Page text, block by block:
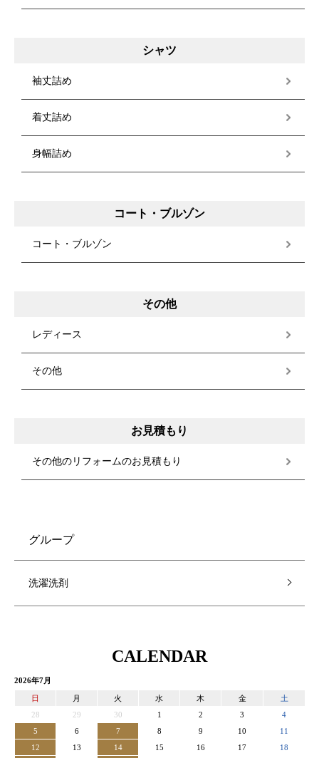
シャツ
袖丈詰め
着丈詰め
身幅詰め
コート・ブルゾン
コート・ブルゾン
その他
レディース
その他
お見積もり
その他のリフォームのお見積もり
グループ
洗濯洗剤
CALENDAR
2026年7月
日 月 火 水 木 金
土
28
29 30 1 2 3
4
5
6 7 8 9 10
11
12
13 14 15 16 17
18